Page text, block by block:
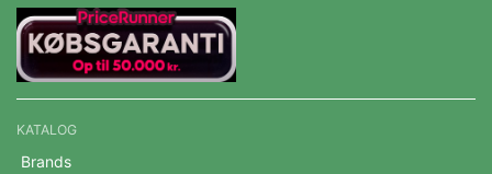
KATALOG
Brands